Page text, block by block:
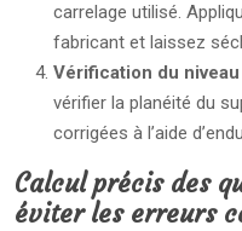
carrelage utilisé.
fabricant et laissez
Vérification du niveau
vérifier la planéité du
corrigées à l’aide
Calcul précis des
éviter les erreurs